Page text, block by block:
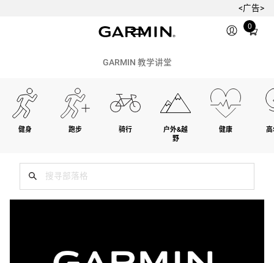
<广告>
0
Total
items
GARMIN 教学讲堂
健身 跑步 骑行
户外&越
野
健康 高